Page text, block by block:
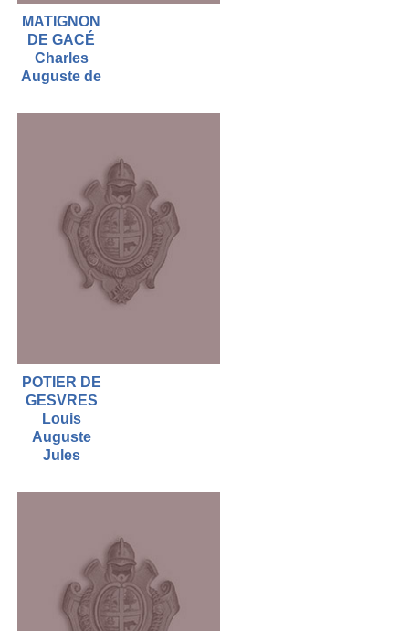
MATIGNON
DE GACÉ
Charles
Auguste de
POTIER DE
GESVRES
Louis
Auguste
Jules